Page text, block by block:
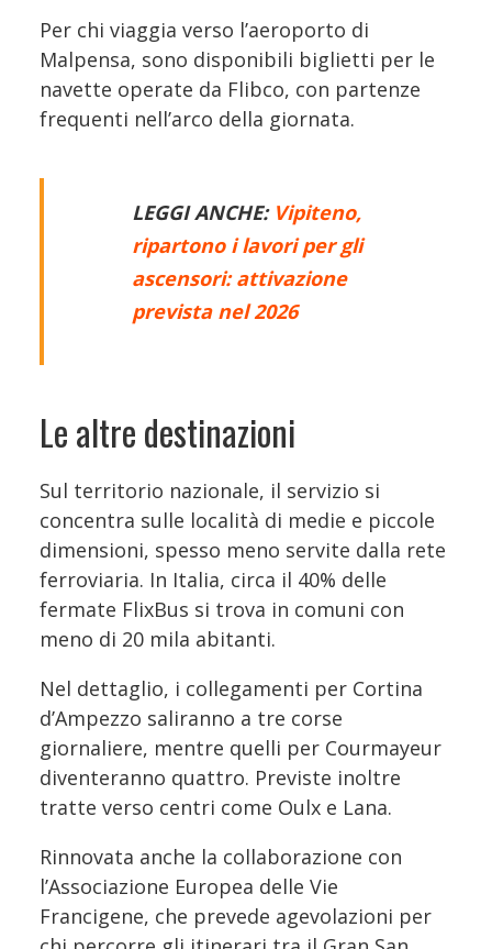
Per chi viaggia verso l’aeroporto di
Malpensa, sono disponibili biglietti per le
navette operate da Flibco, con partenze
frequenti nell’arco della giornata.
LEGGI ANCHE: Vipiteno,
ripartono i lavori per gli
ascensori: attivazione
prevista nel 2026
Le altre destinazioni
Sul territorio nazionale, il servizio si
concentra sulle località di medie e piccole
dimensioni, spesso meno servite dalla rete
ferroviaria. In Italia, circa il 40% delle
fermate FlixBus si trova in comuni con
meno di 20 mila abitanti.
Nel dettaglio, i collegamenti per Cortina
d’Ampezzo saliranno a tre corse
giornaliere, mentre quelli per Courmayeur
diventeranno quattro. Previste inoltre
tratte verso centri come Oulx e Lana.
Rinnovata anche la collaborazione con
l’Associazione Europea delle Vie
Francigene, che prevede agevolazioni per